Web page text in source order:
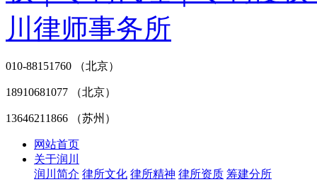
010-88151760 （北京）
18910681077 （北京）
13646211866 （苏州）
网站首页
关于润川
润川简介 律所文化 律所精神 律所资质 筹建分所